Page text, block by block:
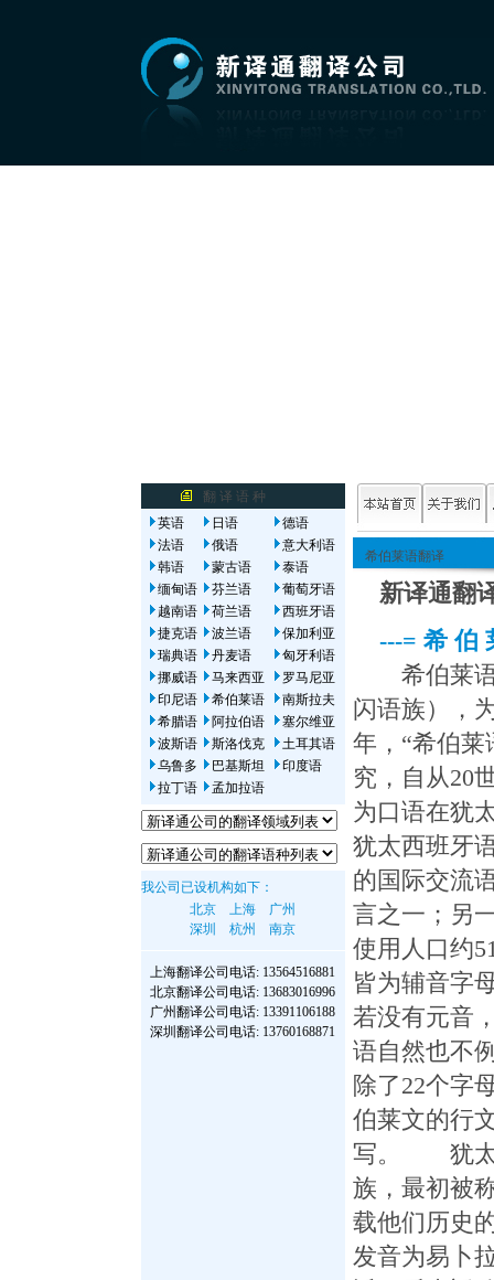
翻 译 语 种
英语
日语
德语
法语
俄语
意大利语
韩语
蒙古语
泰语
缅甸语
芬兰语
葡萄牙语
越南语
荷兰语
西班牙语
捷克语
波兰语
保加利亚
瑞典语
丹麦语
匈牙利语
挪威语
马来西亚
罗马尼亚
印尼语
希伯莱语
南斯拉夫
希腊语
阿拉伯语
塞尔维亚
波斯语
斯洛伐克
土耳其语
乌鲁多
巴基斯坦
印度语
拉丁语
孟加拉语
我公司已设机构如下：
北京
上海
广州
深圳
杭州 南京
上海翻译公司 电话: 13564516881
北京翻译公司 电话: 13683016996
广州翻译公司 电话: 13391106188
深圳翻译公司 电话: 13760168871
希伯莱语翻译
新译通翻
---= 希 伯
希伯莱语
闪语族），
年，“希伯莱
究，自从20
为口语在犹
犹太西班牙
的国际交流
言之一；另
使用人口约
皆为辅音字
若没有元音
语自然也不
除了22个字
伯莱文的行
写。 犹太
族，最初被
载他们历史
发音为易卜